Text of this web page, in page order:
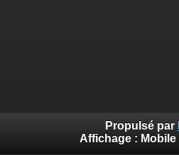
Propulsé par
Affichage : Mobile